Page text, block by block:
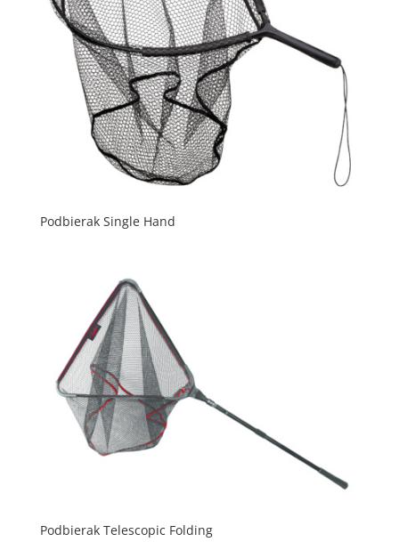
Podbierak Single Hand
Podbierak Telescopic Folding